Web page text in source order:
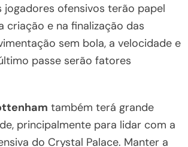
jogadores ofensivos terão papel
criação e na finalização das
sem bola, a velocidade e
passe serão fatores
também terá grande
principalmente para lidar com a
do Crystal Palace. Manter a